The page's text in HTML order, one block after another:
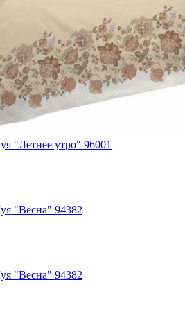
"Летнее утро" 96001
"Весна" 94382
"Весна" 94382